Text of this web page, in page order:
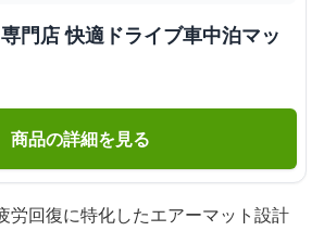
門店 快適ドライブ車中泊マッ
商品の詳細を見る
労回復に特化したエアーマット設計